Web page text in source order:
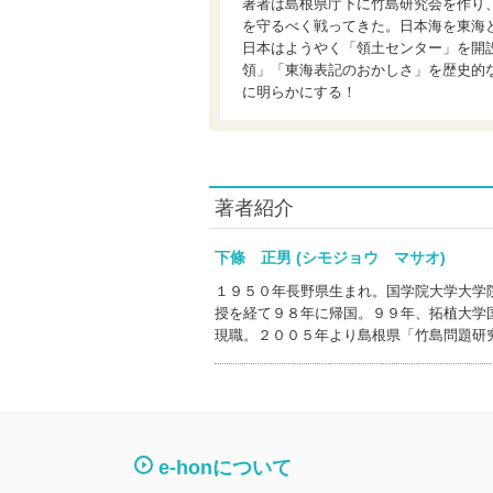
著者は島根県庁下に竹島研究会を作
を守るべく戦ってきた。日本海を東
日本はようやく「領土センター」を
領」「東海表記のおかしさ」を歴史
に明らかにする！
著者紹介
下條 正男 (シモジョウ マサオ)
１９５０年長野県生まれ。国学院大学大
授を経て９８年に帰国。９９年、拓植大
現職。２００５年より島根県「竹島問題
e-honについて